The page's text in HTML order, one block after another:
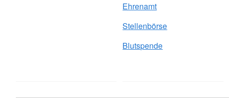
Ehrenamt
Stellenbörse
Blutspende